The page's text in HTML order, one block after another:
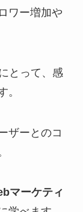
ワー増加や
とって、感
。
ザーとのコ
マーケティ